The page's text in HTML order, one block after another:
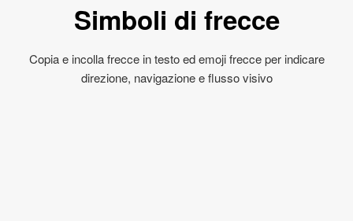
Simboli di frecce
Copia e incolla frecce in testo ed emoji frecce per indicare
direzione, navigazione e flusso visivo